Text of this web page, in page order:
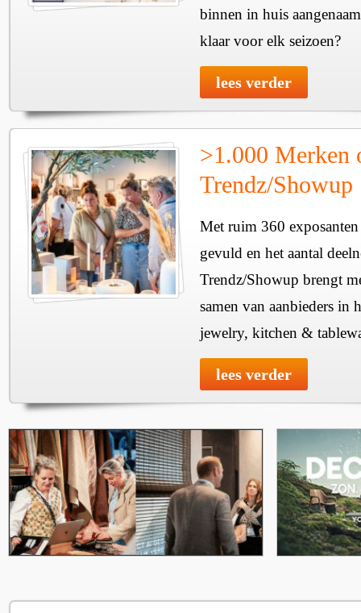
binnen in huis
klaar voor elk seizoen?
lees verder
>1.000 Merken
Trendz/Showup
Met ruim 360
gevuld en het aantal
Trendz/Showup brengt
samen van aanbieders in
jewelry, kitchen &
lees verder